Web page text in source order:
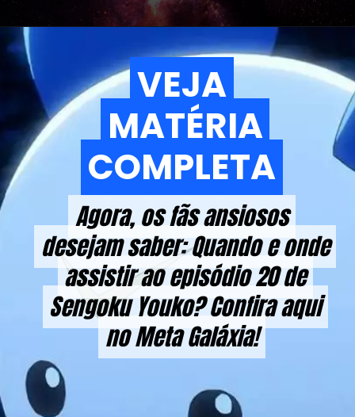
Agora, os fãs ansiosos
desejam saber: Quando e onde
assistir ao episódio 20 de
Sengoku Youko? Confira aqui
no Meta Galáxia!
Agora, os fãs ansiosos
desejam saber: Quando e onde
assistir ao episódio 20 de
Sengoku Youko? Confira aqui
no Meta Galáxia!
VEJA
MATÉRIA
COMPLETA
VEJA
MATÉRIA
COMPLETA